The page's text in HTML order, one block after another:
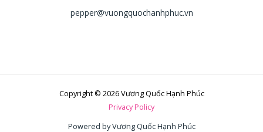
pepper@vuongquochanhphuc.vn
Copyright © 2026 Vương Quốc Hạnh Phúc
Privacy Policy
Powered by Vương Quốc Hạnh Phúc